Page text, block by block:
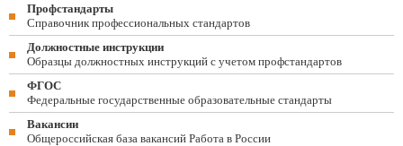
Профстандарты
Справочник профессиональных стандартов
Должностные инструкции
Образцы должностных инструкций с учетом профстандартов
ФГОС
Федеральные государственные образовательные стандарты
Вакансии
Общероссийская база вакансий Работа в России